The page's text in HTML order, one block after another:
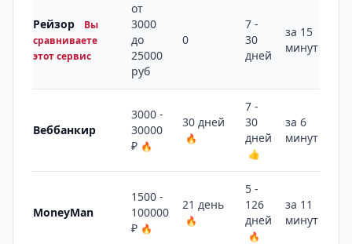
Рейзор
Вы
сравниваете
этот сервис
от
3000
до
25000
руб
0
7 -
30
дней
за 15
минут
Веббанкир
3000 -
30000
₽ 🔥
30 дней
🔥
7 -
30
дней
👍
за 6
минут
MoneyMan
1500 -
100000
₽ 🔥
21 день
🔥
5 -
126
дней
🔥
за 11
минут